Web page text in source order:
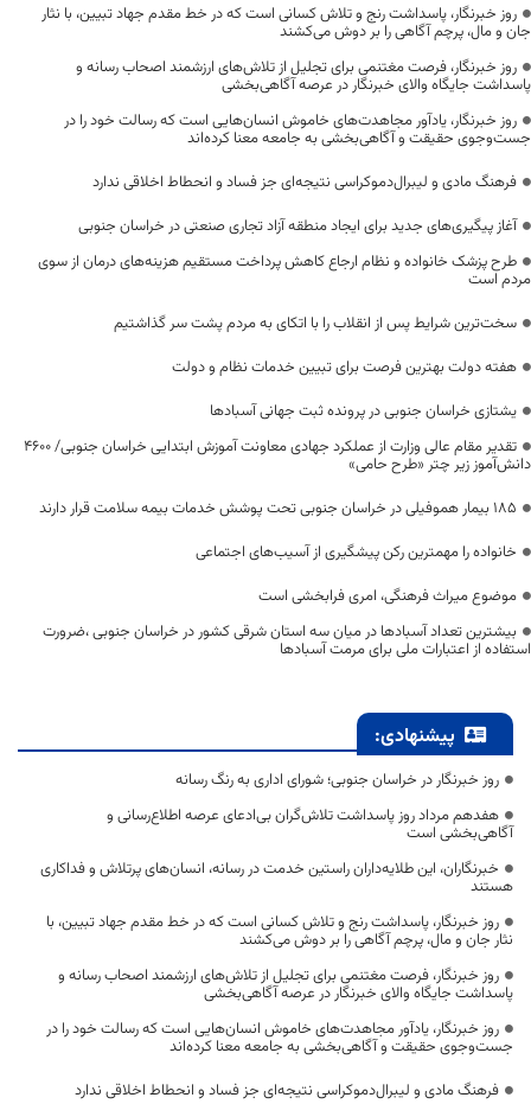
روز خبرنگار، پاسداشت رنج و تلاش کسانی است که در خط مقدم جهاد تبیین، با نثار
جان و مال، پرچم آگاهی را بر دوش می‌کشند
روز خبرنگار، فرصت مغتنمی برای تجلیل از تلاش‌های ارزشمند اصحاب رسانه و
پاسداشت جایگاه والای خبرنگار در عرصه آگاهی‌بخشی
روز خبرنگار، یادآور مجاهدت‌های خاموش انسان‌هایی است که رسالت خود را در
جست‌وجوی حقیقت و آگاهی‌بخشی به جامعه معنا کرده‌اند
فرهنگ مادی و لیبرال‌دموکراسی نتیجه‌ای جز فساد و انحطاط اخلاقی ندارد
آغاز پیگیری‌های جدید برای ایجاد منطقه آزاد تجاری صنعتی در خراسان جنوبی
طرح پزشک خانواده و نظام ارجاع کاهش پرداخت مستقیم هزینه‌های درمان از سوی
مردم است
سخت‌ترین شرایط پس از انقلاب را با اتکای به مردم پشت سر گذاشتیم
هفته دولت بهترین فرصت برای تبیین خدمات نظام و دولت
یشتازی خراسان جنوبی در پرونده ثبت جهانی آسبادها
تقدیر مقام عالی وزارت از عملکرد جهادی معاونت آموزش ابتدایی خراسان جنوبی/ ۴۶۰۰
دانش‌آموز زیر چتر «طرح حامی»
۱۸۵ بیمار هموفیلی در خراسان جنوبی تحت پوشش خدمات بیمه سلامت قرار دارند
خانواده را مهمترین رکن پیشگیری از آسیب‌های اجتماعی
موضوع میراث فرهنگی، امری فرابخشی است
بیشترین تعداد آسبادها در میان سه استان شرقی کشور در خراسان جنوبی ،ضرورت
استفاده از اعتبارات ملی برای مرمت آسبادها
پیشنهادی:
روز خبرنگار در خراسان جنوبی؛ شورای اداری به رنگ رسانه
هفدهم مرداد روز پاسداشت تلاش‌گران بی‌ادعای عرصه اطلاع‌رسانی و
آگاهی‌بخشی است
خبرنگاران، این طلایه‌داران راستین خدمت در رسانه، انسان‌های پرتلاش و فداکاری
هستند
روز خبرنگار، پاسداشت رنج و تلاش کسانی است که در خط مقدم جهاد تبیین، با
نثار جان و مال، پرچم آگاهی را بر دوش می‌کشند
روز خبرنگار، فرصت مغتنمی برای تجلیل از تلاش‌های ارزشمند اصحاب رسانه و
پاسداشت جایگاه والای خبرنگار در عرصه آگاهی‌بخشی
روز خبرنگار، یادآور مجاهدت‌های خاموش انسان‌هایی است که رسالت خود را در
جست‌وجوی حقیقت و آگاهی‌بخشی به جامعه معنا کرده‌اند
فرهنگ مادی و لیبرال‌دموکراسی نتیجه‌ای جز فساد و انحطاط اخلاقی ندارد